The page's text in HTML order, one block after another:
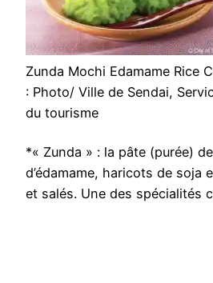
Zunda Mochi Edamame Rice
: Photo/ Ville de Sendai,
du tourisme
*« Zunda » : la pâte (purée)
d’édamame, haricots de soja
et salés. Une des spécialités